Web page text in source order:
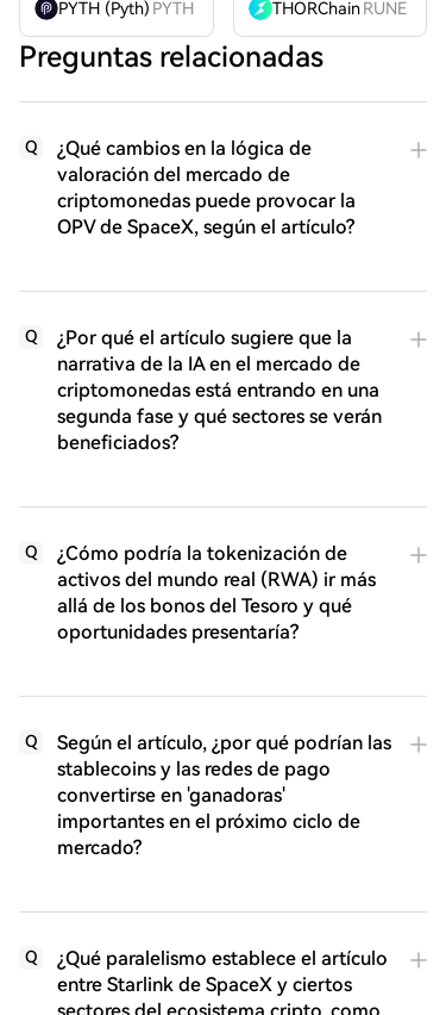
PYTH (Pyth) PYTH THORChain RUNE
Preguntas relacionadas
Q
¿Qué cambios en la lógica de
valoración del mercado de
criptomonedas puede provocar la
OPV de SpaceX, según el artículo?
Q
¿Por qué el artículo sugiere que la
narrativa de la IA en el mercado de
criptomonedas está entrando en una
segunda fase y qué sectores se verán
beneficiados?
Q
¿Cómo podría la tokenización de
activos del mundo real (RWA) ir más
allá de los bonos del Tesoro y qué
oportunidades presentaría?
Q
Según el artículo, ¿por qué podrían las
stablecoins y las redes de pago
convertirse en 'ganadoras'
importantes en el próximo ciclo de
mercado?
Q
¿Qué paralelismo establece el artículo
entre Starlink de SpaceX y ciertos
sectores del ecosistema cripto, como